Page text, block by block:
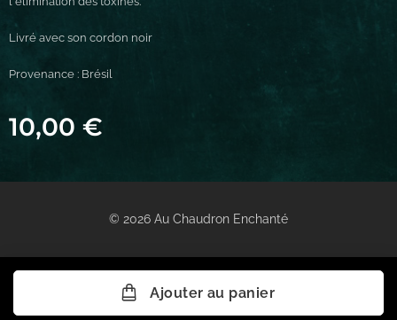
Livré avec son cordon noir
Provenance : Brésil
10,00 €
Ajouter au panier
© 2026 Au Chaudron Enchanté